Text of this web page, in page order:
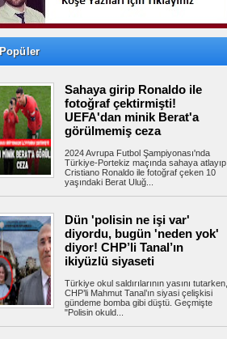
keşif yaptırıldı
10 yıl sonra Afyonkarahisar’da yakalanan
FETÖ'cü Burkay Karatepe'nin ifadesi...
Suriye Türkmenlerinden Devlet
Bahçeli'ye ziyaret: Suriye ordusunda yeniden
yapılanma gündemi
Suriye Türkmenlerinden bir heyet, Devlet
Bahçeli'yi ziyaret etti. Ziyaretin...
Gizli depodan dikkat çeken
görüntüler! İran, savaş ganimetlerini sergiledi
İran, savaş sırasında düşürdüğü ABD-İsrail'e ait
uçak ve İHA'ların...
Hür Ağbaba'nın para trafiği
MASAK raporunda! Ağabey Veli Ağbaba'ya
Popüler
Sahaya girip Ronaldo ile
fotoğraf çektirmişti!
UEFA'dan minik Berat'a
görülmemiş ceza
2024 Avrupa Futbol Şampiyonası'nda
Türkiye-Portekiz maçında sahaya atlayıp
Cristiano Ronaldo ile fotoğraf çeken 10
yaşındaki Berat Uluğ...
Dün 'polisin ne işi var'
diyordu, bugün 'neden yok'
diyor! CHP’li Tanal’ın
ikiyüzlü siyaseti
Türkiye okul saldırılarının yasını tutarken,
CHP’li Mahmut Tanal’ın siyasi çelişkisi
gündeme bomba gibi düştü. Geçmişte
"Polisin okuld...